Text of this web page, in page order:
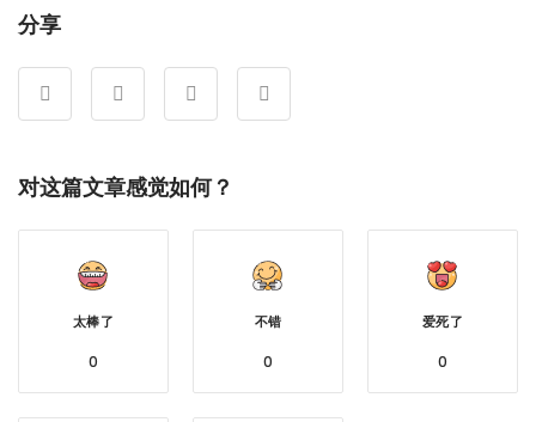
分享
对这篇文章感觉如何？
太棒了
0
不错
0
爱死了
0